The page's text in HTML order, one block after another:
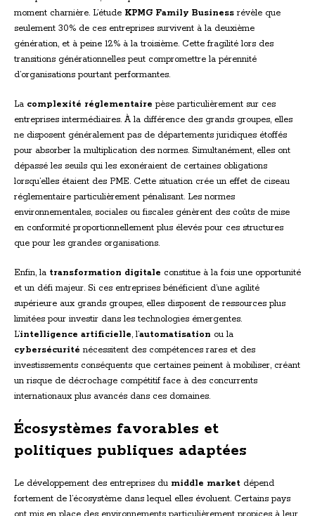
moment charnière. L’étude KPMG Family Business révèle que
seulement 30% de ces entreprises survivent à la deuxième
génération, et à peine 12% à la troisième. Cette fragilité lors des
transitions générationnelles peut compromettre la pérennité
d’organisations pourtant performantes.
La complexité réglementaire pèse particulièrement sur ces
entreprises intermédiaires. À la différence des grands groupes, elles
ne disposent généralement pas de départements juridiques étoffés
pour absorber la multiplication des normes. Simultanément, elles ont
dépassé les seuils qui les exonéraient de certaines obligations
lorsqu’elles étaient des PME. Cette situation crée un effet de ciseau
réglementaire particulièrement pénalisant. Les normes
environnementales, sociales ou fiscales génèrent des coûts de mise
en conformité proportionnellement plus élevés pour ces structures
que pour les grandes organisations.
Enfin, la transformation digitale constitue à la fois une opportunité
et un défi majeur. Si ces entreprises bénéficient d’une agilité
supérieure aux grands groupes, elles disposent de ressources plus
limitées pour investir dans les technologies émergentes.
L’intelligence artificielle, l’automatisation ou la
cybersécurité nécessitent des compétences rares et des
investissements conséquents que certaines peinent à mobiliser, créant
un risque de décrochage compétitif face à des concurrents
internationaux plus avancés dans ces domaines.
Écosystèmes favorables et
politiques publiques adaptées
Le développement des entreprises du middle market dépend
fortement de l’écosystème dans lequel elles évoluent. Certains pays